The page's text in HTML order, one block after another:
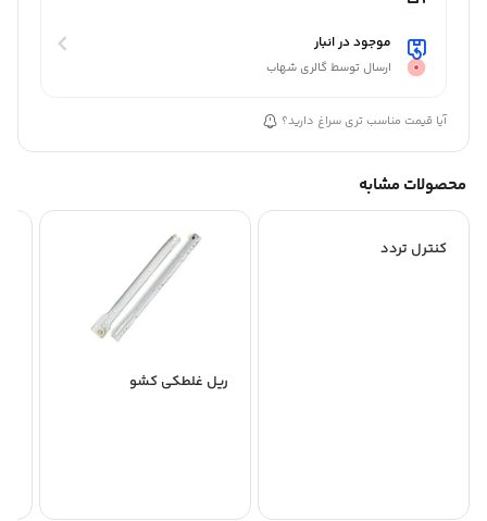
موجود در انبار
ارسال توسط گالری شهاب
آیا قیمت مناسب تری سراغ دارید؟
محصولات مشابه
کنترل تردد
ریل غلطکی کشو